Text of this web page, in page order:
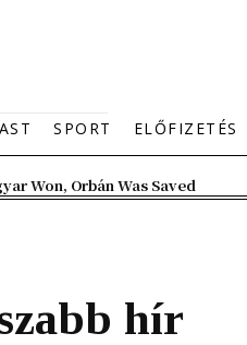
SPORT ELŐFIZETÉS
Won, Orbán Was Saved
hír